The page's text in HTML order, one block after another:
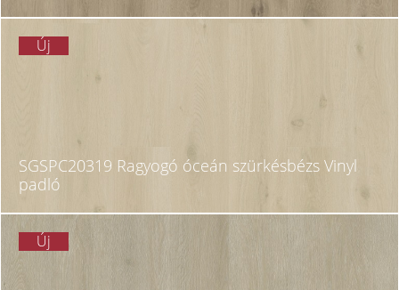
Új
SGSPC20319 Ragyogó óceán szürkésbézs Vinyl
padló
Új